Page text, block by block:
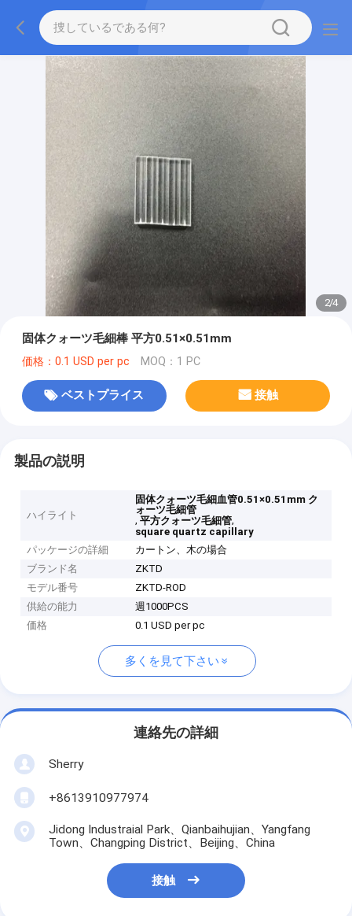
2/4
固体クォーツ毛細棒 平方0.51×0.51mm
価格：0.1 USD per pc MOQ：1 PC
ベストプライス 接触
製品の説明
ハイライト
固体クォーツ毛細血管0.51×0.51mm ク
ォーツ毛細管
,平方クォーツ毛細管,
square quartz capillary
パッケージの詳細
カートン、木の場合
ブランド名
ZKTD
モデル番号
ZKTD-ROD
供給の能力
週1000PCS
価格
0.1 USD per pc
多くを見て下さい
連絡先の詳細
Sherry
+8613910977974
Jidong Industraial Park、Qianbaihujian、Yangfang
Town、Changping District、Beijing、China
接触